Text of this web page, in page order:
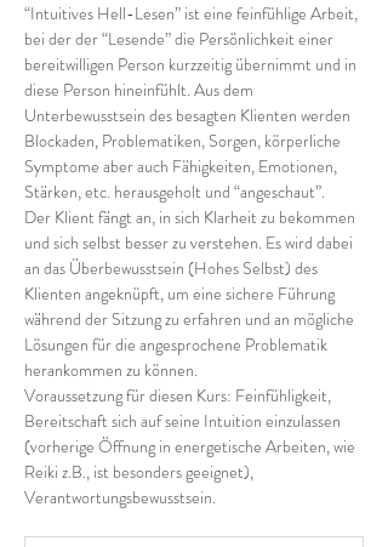
“Intuitives Hell-Lesen” ist eine feinfühlige Arbeit,
bei der der “Lesende” die Persönlichkeit einer
bereitwilligen Person kurzzeitig übernimmt und in
diese Person hineinfühlt. Aus dem
Unterbewusstsein des besagten Klienten werden
Blockaden, Problematiken, Sorgen, körperliche
Symptome aber auch Fähigkeiten, Emotionen,
Stärken, etc. herausgeholt und “angeschaut”.
Der Klient fängt an, in sich Klarheit zu bekommen
und sich selbst besser zu verstehen. Es wird dabei
an das Überbewusstsein (Hohes Selbst) des
Klienten angeknüpft, um eine sichere Führung
während der Sitzung zu erfahren und an mögliche
Lösungen für die angesprochene Problematik
herankommen zu können.
Voraussetzung für diesen Kurs: Feinfühligkeit,
Bereitschaft sich auf seine Intuition einzulassen
(vorherige Öffnung in energetische Arbeiten, wie
Reiki z.B., ist besonders geeignet),
Verantwortungsbewusstsein.